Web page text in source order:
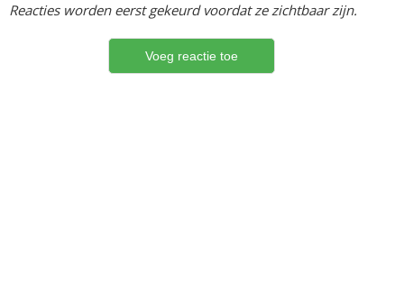
Reacties worden eerst gekeurd voordat ze zichtbaar zijn.